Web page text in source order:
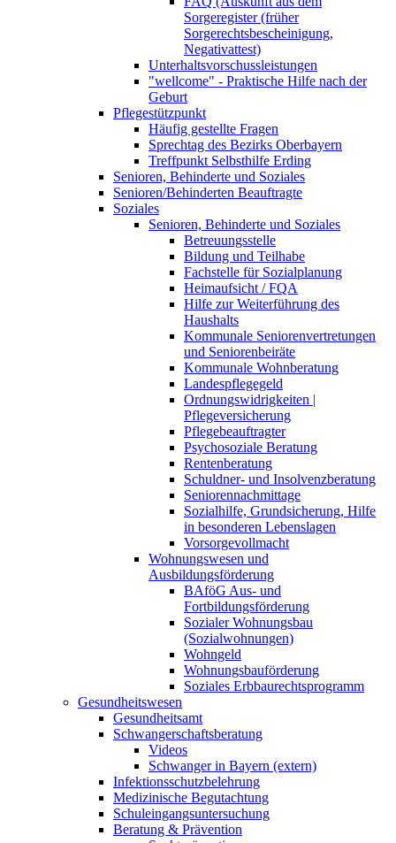
Sorgeregister (früher
Sorgerechtsbescheinigung,
Negativattest)
Unterhaltsvorschussleistungen
"wellcome" - Praktische Hilfe nach der
Geburt
Pflegestützpunkt
Häufig gestellte Fragen
Sprechtag des Bezirks Oberbayern
Treffpunkt Selbsthilfe Erding
Senioren, Behinderte und Soziales
Senioren/Behinderten Beauftragte
Soziales
Senioren, Behinderte und Soziales
Betreuungsstelle
Bildung und Teilhabe
Fachstelle für Sozialplanung
Heimaufsicht / FQA
Hilfe zur Weiterführung des
Haushalts
Kommunale Seniorenvertretungen
und Seniorenbeiräte
Kommunale Wohnberatung
Landespflegegeld
Ordnungswidrigkeiten |
Pflegeversicherung
Pflegebeauftragter
Psychosoziale Beratung
Rentenberatung
Schuldner- und Insolvenzberatung
Seniorennachmittage
Sozialhilfe, Grundsicherung, Hilfe
in besonderen Lebenslagen
Vorsorgevollmacht
Wohnungswesen und
Ausbildungsförderung
BAföG Aus- und
Fortbildungsförderung
Sozialer Wohnungsbau
(Sozialwohnungen)
Wohngeld
Wohnungsbauförderung
Soziales Erbbaurechtsprogramm
Gesundheitswesen
Gesundheitsamt
Schwangerschaftsberatung
Videos
Schwanger in Bayern (extern)
Infektionsschutzbelehrung
Medizinische Begutachtung
Schuleingangsuntersuchung
Beratung & Prävention